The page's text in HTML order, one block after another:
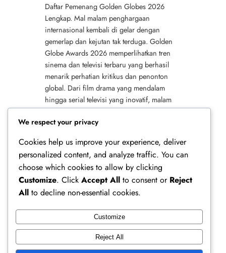
Daftar Pemenang Golden Globes 2026
Lengkap. Mal malam penghargaan
internasional kembali di gelar dengan
gemerlap dan kejutan tak terduga. Golden
Globe Awards 2026 memperlihatkan tren
sinema dan televisi terbaru yang berhasil
menarik perhatian kritikus dan penonton
global. Dari film drama yang mendalam
hingga serial televisi yang inovatif, malam
ini merayakan pencapaian seni paling
berpengaruh di…
Ferry Doedens | Public Figure, Actor & Creative
Profile
We respect your privacy
Cookies help us improve your experience, deliver
personalized content, and analyze traffic. You can
choose which cookies to allow by clicking
Customize. Click Accept All to consent or Reject
All to decline non-essential cookies.
Customize
Reject All